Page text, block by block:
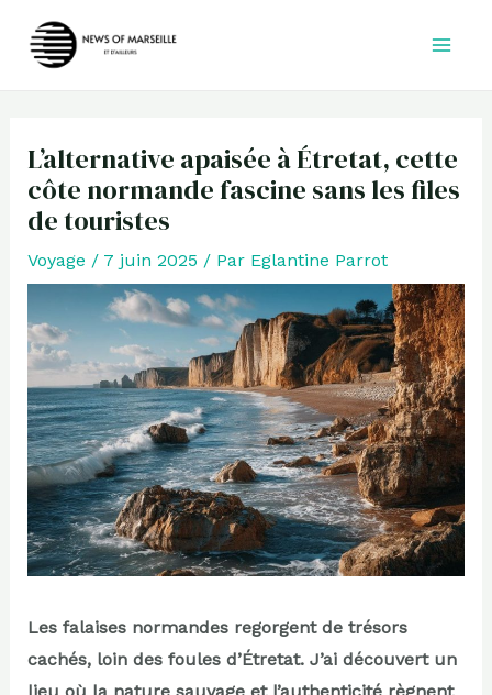
L’alternative apaisée à Étretat, cette
côte normande fascine sans les files
de touristes
Voyage / 7 juin 2025 / Par Eglantine Parrot
Les falaises normandes regorgent de trésors
cachés, loin des foules d’Étretat. J’ai découvert un
lieu où la nature sauvage et l’authenticité règnent